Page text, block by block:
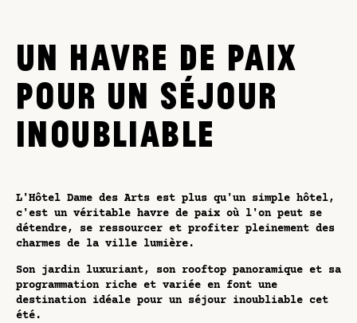
UN HAVRE DE PAIX
POUR UN SÉJOUR
INOUBLIABLE
L'Hôtel Dame des Arts est plus qu'un simple hôtel,
c'est un véritable havre de paix où l'on peut se
détendre, se ressourcer et profiter pleinement des
charmes de la ville lumière.
Son jardin luxuriant, son rooftop panoramique et sa
programmation riche et variée en font une
destination idéale pour un séjour inoubliable cet
été.